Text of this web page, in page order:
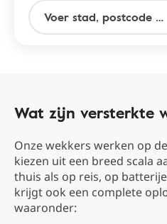
Wat zijn versterkte
Onze wekkers werken op
kiezen uit een breed scala
thuis als op reis, op
krijgt ook een complete
waaronder: